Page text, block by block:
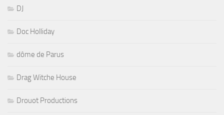
DJ
Doc Holliday
dôme de Parus
Drag Witche House
Drouot Productions